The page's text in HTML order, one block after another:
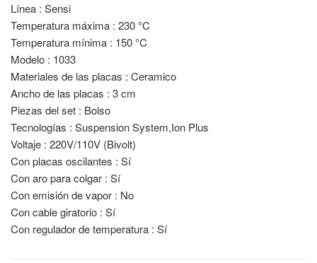
Línea : Sensi
Temperatura máxima : 230 °C
Temperatura mínima : 150 °C
Modelo : 1033
Materiales de las placas : Ceramico
Ancho de las placas : 3 cm
Piezas del set : Bolso
Tecnologías : Suspension System,Ion Plus
Voltaje : 220V/110V (Bivolt)
Con placas oscilantes : Sí
Con aro para colgar : Sí
Con emisión de vapor : No
Con cable giratorio : Sí
Con regulador de temperatura : Sí